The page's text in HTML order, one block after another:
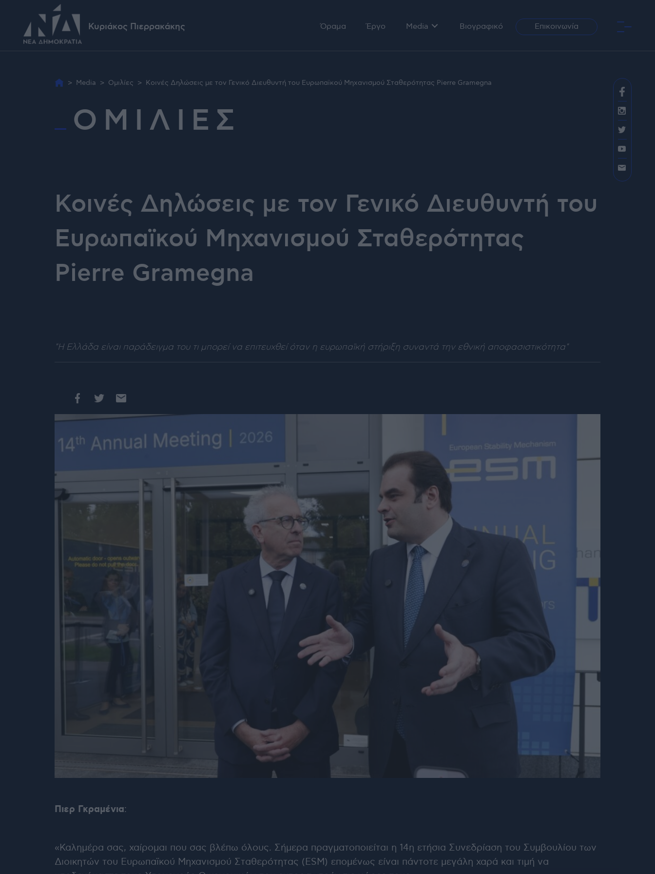
Κυριάκος Πιερρακάκης Όραμα Έργο Media Βιογραφικό Επικοινωνία
> Media > Ομιλίες > Κοινές Δηλώσεις με τον Γενικό Διευθυντή του Ευρωπαϊκού Μηχανισμού Σταθερότητας Pierre Gramegna
ΟΜΙΛΙΕΣ
Κοινές Δηλώσεις με τον Γενικό Διευθυντή του
Ευρωπαϊκού Μηχανισμού Σταθερότητας
Pierre Gramegna
"Η Ελλάδα είναι παράδειγμα του τι μπορεί να επιτευχθεί όταν η ευρωπαϊκή στήριξη συναντά την εθνική αποφασιστικότητα"
Πιερ Γκραμένια:
«Καλημέρα σας, χαίρομαι που σας βλέπω όλους. Σήμερα πραγματοποιείται η 14η ετήσια Συνεδρίαση του Συμβουλίου των
Διοικητών του Ευρωπαϊκού Μηχανισμού Σταθερότητας (ESM) επομένως είναι πάντοτε μεγάλη χαρά και τιμή να